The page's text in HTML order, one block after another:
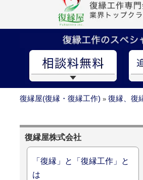
復縁屋(復縁・復縁工作) » 復縁、復
復縁屋株式会社
「復縁」と「復縁工作」と
は